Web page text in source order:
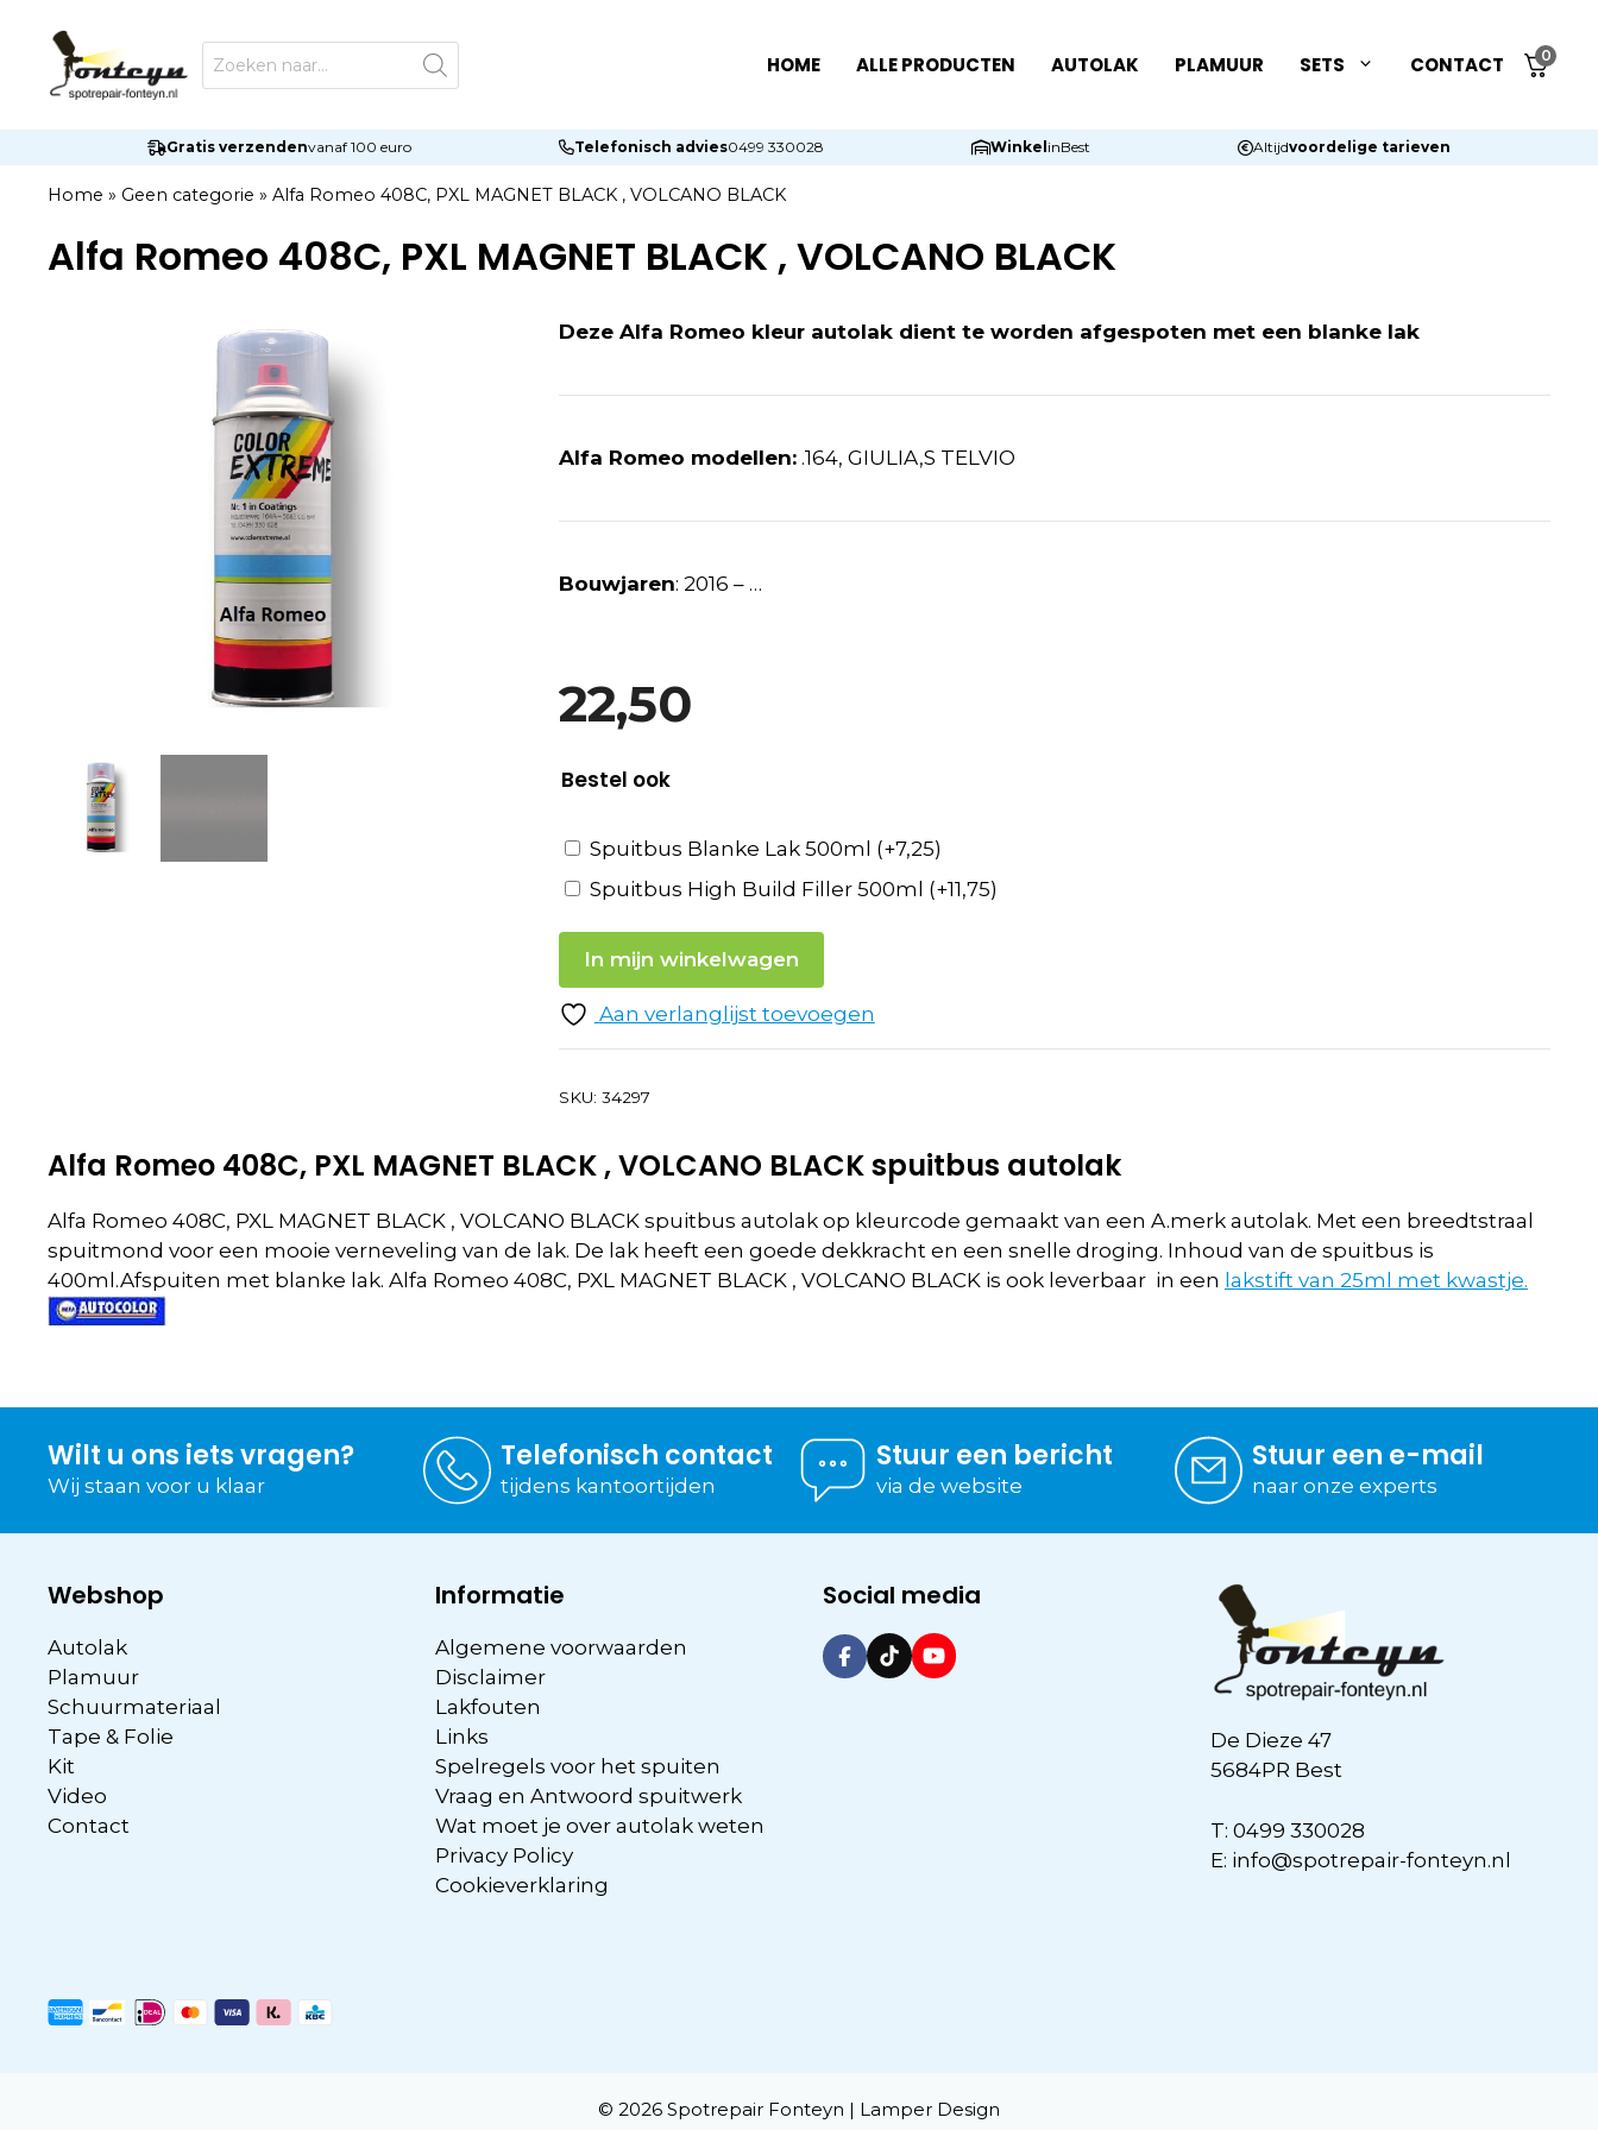
inhoud
Producten
zoeken
HOME ALLE PRODUCTEN AUTOLAK PLAMUUR SETS CONTACT 0
Gratis verzendenvanaf 100 euro Telefonisch advies0499 330028 Winkel inBest Altijdvoordelige tarieven
Home » Geen categorie » Alfa Romeo 408C, PXL MAGNET BLACK , VOLCANO BLACK
Alfa Romeo 408C, PXL MAGNET BLACK , VOLCANO BLACK
Deze Alfa Romeo kleur autolak dient te worden afgespoten met een blanke lak
Alfa Romeo modellen:.164, GIULIA,S TELVIO
Bouwjaren: 2016 – …
22,50
Bestel ook
Spuitbus Blanke Lak 500ml (+7,25)
Spuitbus High Build Filler 500ml (+11,75)
In mijn winkelwagen
Aan verlanglijst toevoegen
SKU: 34297
Alfa Romeo 408C, PXL MAGNET BLACK , VOLCANO BLACK spuitbus autolak
Alfa Romeo 408C, PXL MAGNET BLACK , VOLCANO BLACK spuitbus autolak op kleurcode gemaakt van een A.merk autolak. Met een breedtstraal
spuitmond voor een mooie verneveling van de lak. De lak heeft een goede dekkracht en een snelle droging. Inhoud van de spuitbus is
400ml.Afspuiten met blanke lak. Alfa Romeo 408C, PXL MAGNET BLACK , VOLCANO BLACK is ook leverbaar in een lakstift van 25ml met kwastje.
Wilt u ons iets vragen?
Wij staan voor u klaar
Telefonisch contact
tijdens kantoortijden
Stuur een bericht
via de website
Stuur een e-mail
naar onze experts
Webshop
Autolak
Plamuur
Schuurmateriaal
Tape & Folie
Kit
Video
Contact
Informatie
Algemene voorwaarden
Disclaimer
Lakfouten
Links
Spelregels voor het spuiten
Vraag en Antwoord spuitwerk
Wat moet je over autolak weten
Privacy Policy
Cookieverklaring
Social media
De Dieze 47
5684PR Best
T: 0499 330028
E: info@spotrepair-fonteyn.nl
© 2026 Spotrepair Fonteyn | Lamper Design